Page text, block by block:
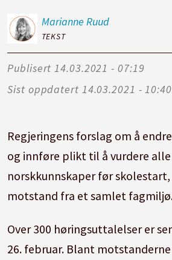
Marianne Ruud
TEKST
Publisert
14.03.2021 - 07:19
Sist oppdatert
14.03.2021 - 10:40
Regjeringens forslag om å
og innføre plikt til å vurdere
norskkunnskaper før
motstand fra et samlet
Over 300 høringsuttalelser er
26. februar. Blant